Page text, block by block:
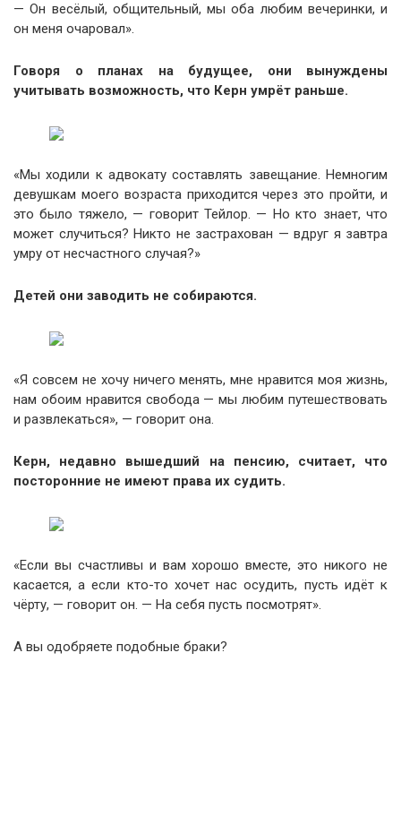
— Он весёлый, общительный, мы оба любим вечеринки, и
он меня очаровал».
Говоря о планах на будущее, они вынуждены
учитывать возможность, что Керн умрёт раньше.
«Мы ходили к адвокату составлять завещание. Немногим
девушкам моего возраста приходится через это пройти, и
это было тяжело, — говорит Тейлор. — Но кто знает, что
может случиться? Никто не застрахован — вдруг я завтра
умру от несчастного случая?»
Детей они заводить не собираются.
«Я совсем не хочу ничего менять, мне нравится моя жизнь,
нам обоим нравится свобода — мы любим путешествовать
и развлекаться», — говорит она.
Керн, недавно вышедший на пенсию, считает, что
посторонние не имеют права их судить.
«Если вы счастливы и вам хорошо вместе, это никого не
касается, а если кто-то хочет нас осудить, пусть идёт к
чёрту, — говорит он. — На себя пусть посмотрят».
А вы одобряете подобные браки?